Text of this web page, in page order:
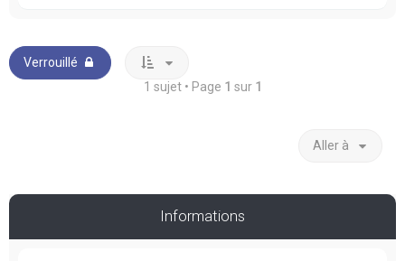
Verrouillé
1 sujet • Page 1 sur 1
Aller à
Informations